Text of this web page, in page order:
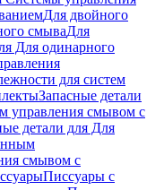
Для двойного
смываДля
Для одинарного
для систем
Запасные детали
управления смывом с
детали для Для
смывом с
Писсуары с